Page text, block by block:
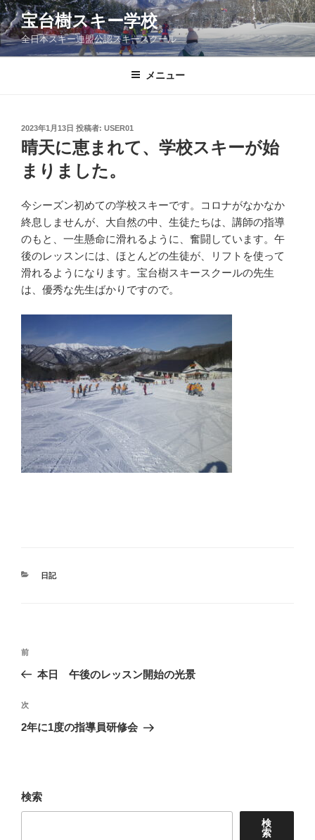
コ
ン
テ
ン
宝台樹スキー学校
全日本スキー連盟公認スキースクール
メニュー
投
稿
日:
2023年1月13日 投稿者: USER01
晴天に恵まれて、学校スキーが始
まりました。
今シーズン初めての学校スキーです。コロナがなかなか
終息しませんが、大自然の中、生徒たちは、講師の指導
のもと、一生懸命に滑れるように、奮闘しています。午
後のレッスンには、ほとんどの生徒が、リフトを使って
滑れるようになります。宝台樹スキースクールの先生
は、優秀な先生ばかりですので。
カ
日記
投
ビ
ゲ
ン
前
の
稿
前
本日 午後のレッスン開始の光景
次
の
次
2年に1度の指導員研修会
検索
検
索